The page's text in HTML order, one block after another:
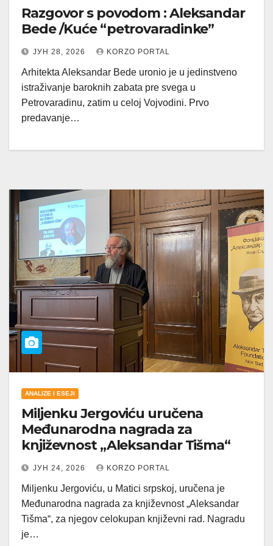
Razgovor s povodom : Aleksandar
Bede /Kuće “petrovaradinke”
ЈУН 28, 2026 KORZO PORTAL
Arhitekta Aleksandar Bede uronio je u jedinstveno
istraživanje baroknih zabata pre svega u
Petrovaradinu, zatim u celoj Vojvodini. Prvo
predavanje…
ANALIZE I ESEJI
Miljenku Jergoviću uručena
Međunarodna nagrada za
književnost „Aleksandar Tišma“
ЈУН 24, 2026 KORZO PORTAL
Miljenku Jergoviću, u Matici srpskoj, uručena je
Međunarodna nagrada za književnost „Aleksandar
Tišma“, za njegov celokupan književni rad. Nagradu
je…